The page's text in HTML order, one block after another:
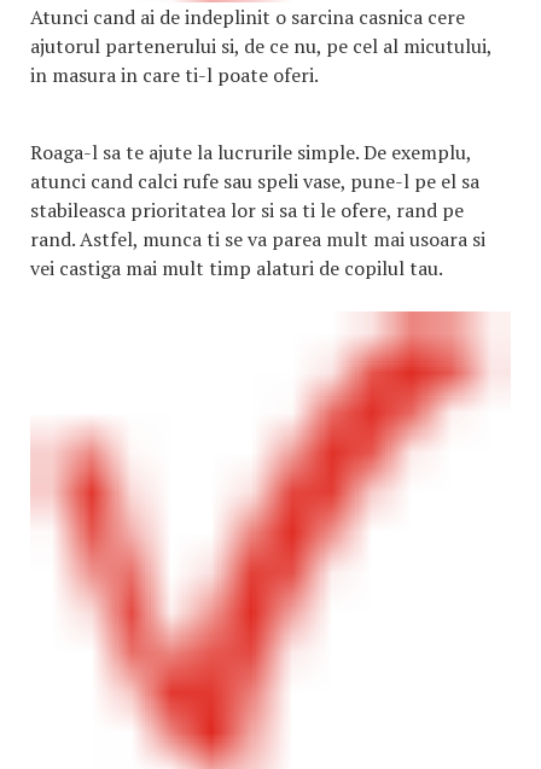
Atunci cand ai de indeplinit o sarcina casnica cere
ajutorul partenerului si, de ce nu, pe cel al micutului,
in masura in care ti-l poate oferi.
Roaga-l sa te ajute la lucrurile simple. De exemplu,
atunci cand calci rufe sau speli vase, pune-l pe el sa
stabileasca prioritatea lor si sa ti le ofere, rand pe
rand. Astfel, munca ti se va parea mult mai usoara si
vei castiga mai mult timp alaturi de copilul tau.